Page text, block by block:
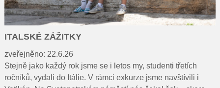
ITALSKÉ ZÁŽITKY
zveřejněno: 22.6.26
Stejně jako každý rok jsme se i letos my, studenti třetích
ročníků, vydali do Itálie. V rámci exkurze jsme navštívili i